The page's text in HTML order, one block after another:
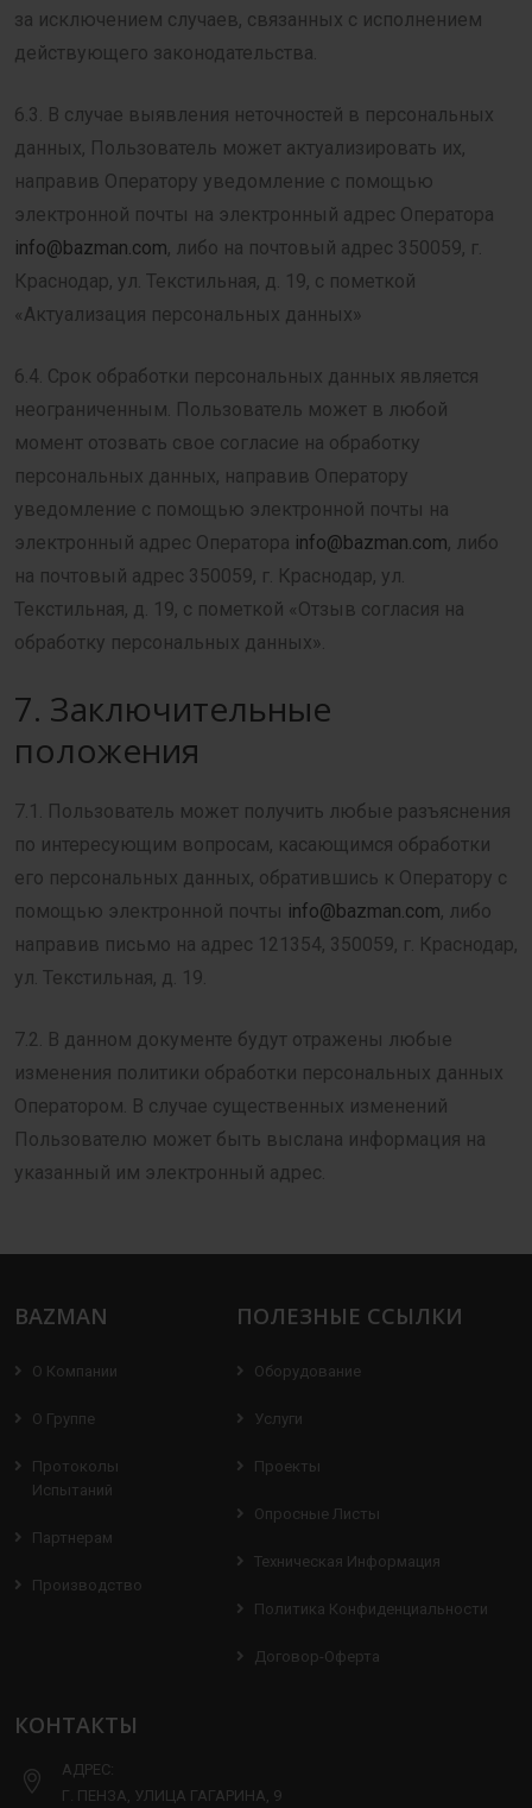
за исключением случаев, связанных с исполнением
действующего законодательства.
6.3. В случае выявления неточностей в персональных
данных, Пользователь может актуализировать их,
направив Оператору уведомление с помощью
электронной почты на электронный адрес Оператора
info@bazman.com, либо на почтовый адрес 350059, г.
Краснодар, ул. Текстильная, д. 19, с пометкой
«Актуализация персональных данных»
6.4. Срок обработки персональных данных является
неограниченным. Пользователь может в любой
момент отозвать свое согласие на обработку
персональных данных, направив Оператору
уведомление с помощью электронной почты на
электронный адрес Оператора info@bazman.com, либо
на почтовый адрес 350059, г. Краснодар, ул.
Текстильная, д. 19, с пометкой «Отзыв согласия на
обработку персональных данных».
7. Заключительные
положения
7.1. Пользователь может получить любые разъяснения
по интересующим вопросам, касающимся обработки
его персональных данных, обратившись к Оператору с
помощью электронной почты info@bazman.com, либо
направив письмо на адрес 121354, 350059, г. Краснодар,
ул. Текстильная, д. 19.
7.2. В данном документе будут отражены любые
изменения политики обработки персональных данных
Оператором. В случае существенных изменений
Пользователю может быть выслана информация на
указанный им электронный адрес.
BAZMAN
О Компании
О Группе
Протоколы
Испытаний
Партнерам
Производство
ПОЛЕЗНЫЕ ССЫЛКИ
Оборудование
Услуги
Проекты
Опросные Листы
Техническая Информация
Политика Конфиденциальности
Договор-Оферта
КОНТАКТЫ
АДРЕС:
Г. ПЕНЗА, УЛИЦА ГАГАРИНА, 9